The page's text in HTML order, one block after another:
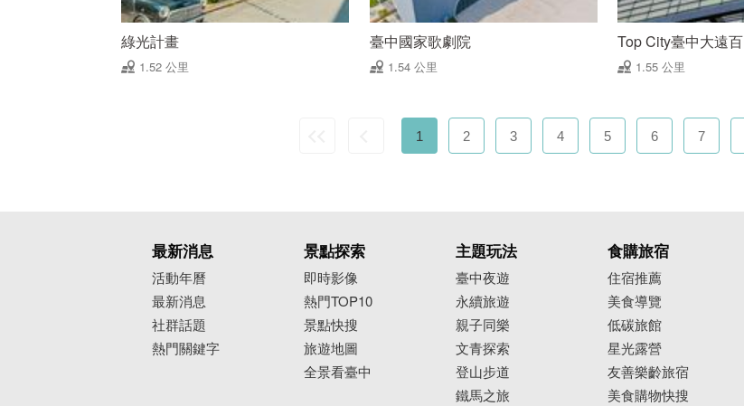
綠光計畫
1.52 公里
臺中國家歌劇院
1.54 公里
Top City臺中大遠百
1.55 公里
1 2 3 4 5 6 7
最新消息
活動年曆
最新消息
社群話題
熱門關鍵字
景點探索
即時影像
熱門TOP10
景點快搜
旅遊地圖
全景看臺中
主題玩法
臺中夜遊
永續旅遊
親子同樂
文青探索
登山步道
鐵馬之旅
食購旅宿
住宿推薦
美食導覽
低碳旅館
星光露營
友善樂齡旅宿
美食購物快搜